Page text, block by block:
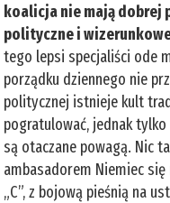
koalicja nie mają dobrej
polityczne i
tego lepsi specjaliści ode
porządku dziennego nie
politycznej istnieje kult
pogratulować, jednak
są otaczane powagą. Nic
ambasadorem Niemiec się
„C”, z bojową pieśnią na